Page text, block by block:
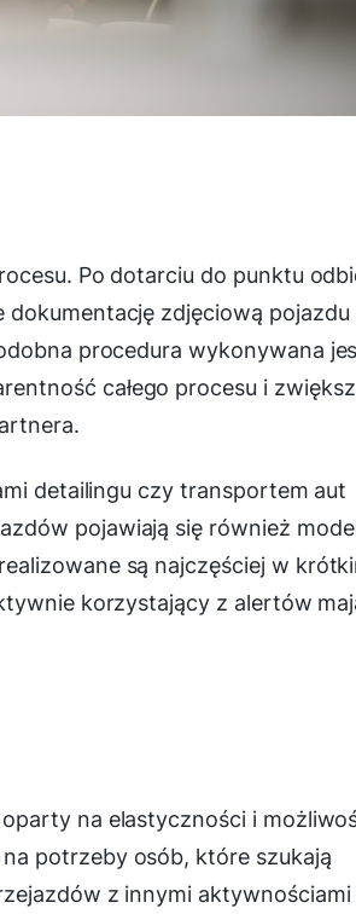
Po dotarciu do punktu
zdjęciową pojazdu
procedura wykonywana
całego procesu i
detailingu czy transportem aut
pojawiają się również
są najczęściej w
korzystający z alertów
na elastyczności i
potrzeby osób, które szukają
z innymi aktywnościami